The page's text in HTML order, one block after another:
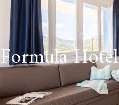
Formula Hotel